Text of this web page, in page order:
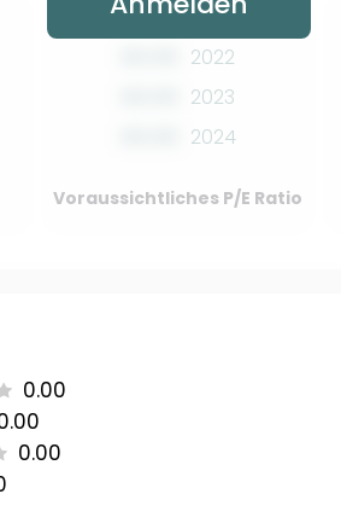
2022
2023
2024
Voraussichtliches P/E Ratio
0.00
0.00